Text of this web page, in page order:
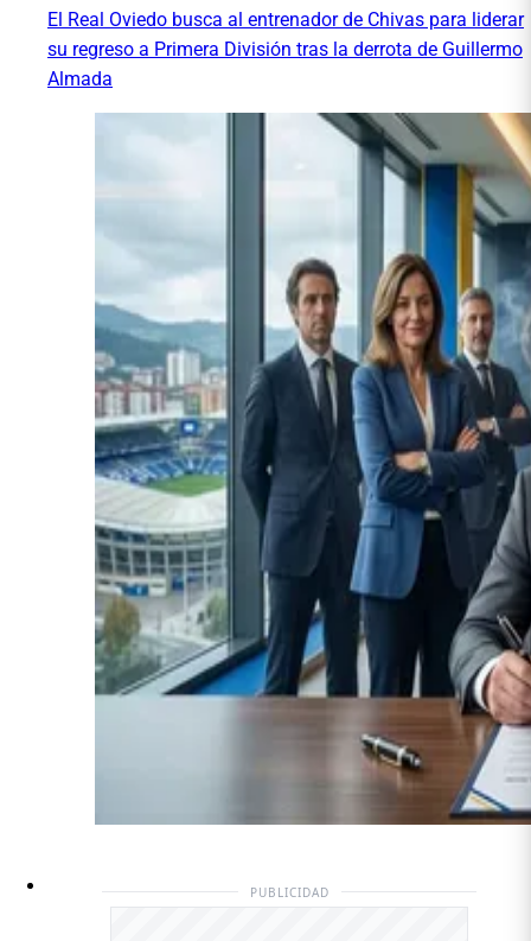
El Real Oviedo busca al entrenador de Chivas para liderar
su regreso a Primera División tras la derrota de Guillermo
Almada
PUBLICIDAD